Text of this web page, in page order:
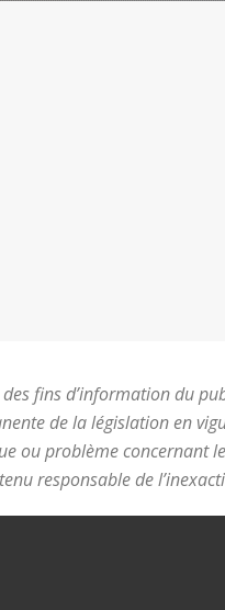
fins d’information du
de la législation en
ou problème concernant
responsable de